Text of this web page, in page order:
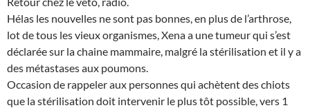
Hélas les nouvelles ne sont pas bonnes, en plus de l’arthrose,
lot de tous les vieux organismes, Xena a une tumeur qui s’est
déclarée sur la chaine mammaire, malgré la stérilisation et il y a
des métastases aux poumons.
Occasion de rappeler aux personnes qui achètent des chiots
que la stérilisation doit intervenir le plus tôt possible, vers 1